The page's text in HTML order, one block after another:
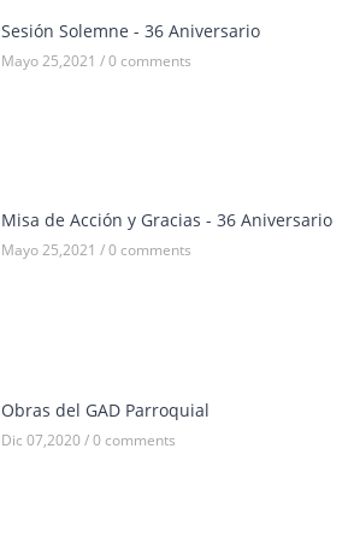
Sesión Solemne - 36 Aniversario
Mayo 25,2021 / 0 comments
Misa de Acción y Gracias - 36 Aniversario
Mayo 25,2021 / 0 comments
Obras del GAD Parroquial
Dic 07,2020 / 0 comments